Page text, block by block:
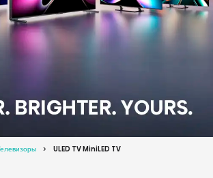
ULED TV MiniLED TV